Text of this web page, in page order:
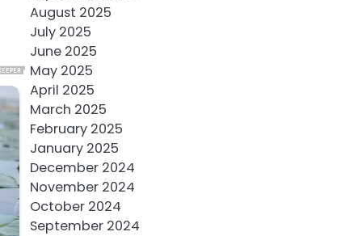
August 2025
July 2025
June 2025
May 2025
April 2025
March 2025
February 2025
January 2025
December 2024
November 2024
October 2024
September 2024